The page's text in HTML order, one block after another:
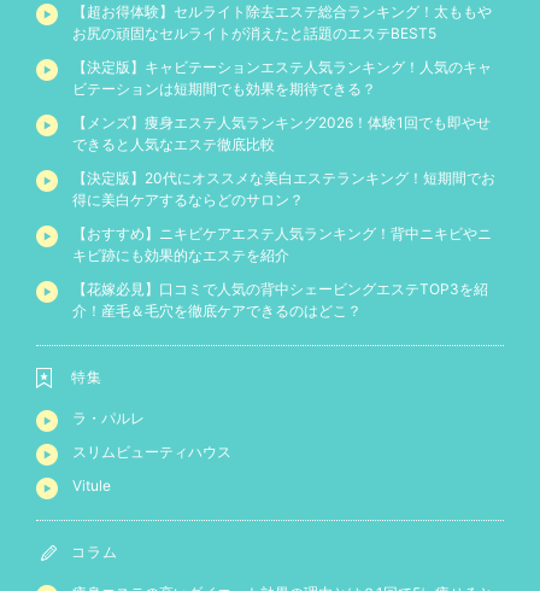
【超お得体験】セルライト除去エステ総合ランキング！太ももや
お尻の頑固なセルライトが消えたと話題のエステBEST5
【決定版】キャビテーションエステ人気ランキング！人気のキャ
ビテーションは短期間でも効果を期待できる？
【メンズ】痩身エステ人気ランキング2026！体験1回でも即やせ
できると人気なエステ徹底比較
【決定版】20代にオススメな美白エステランキング！短期間でお
得に美白ケアするならどのサロン？
【おすすめ】ニキビケアエステ人気ランキング！背中ニキビやニ
キビ跡にも効果的なエステを紹介
【花嫁必見】口コミで人気の背中シェービングエステTOP3を紹
介！産毛＆毛穴を徹底ケアできるのはどこ？
特集
ラ・パルレ
スリムビューティハウス
Vitule
コラム